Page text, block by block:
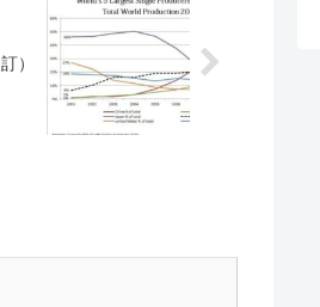
）